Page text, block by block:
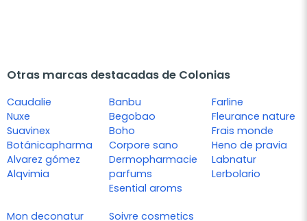
Otras marcas destacadas de Colonias
Caudalie
Nuxe
Suavinex
Botánicapharma
Alvarez gómez
Alqvimia
Banbu
Begobao
Boho
Corpore sano
Dermopharmacie
parfums
Esential aroms
Farline
Fleurance nature
Frais monde
Heno de pravia
Labnatur
Lerbolario
Mon deconatur
Soivre cosmetics